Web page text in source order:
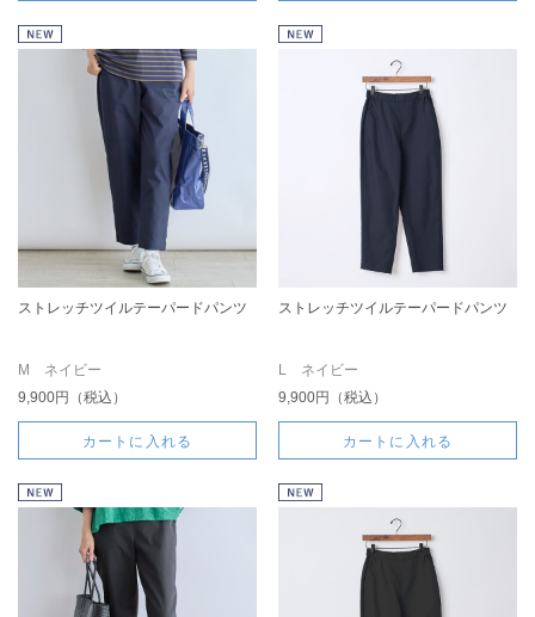
ストレッチツイルテーパードパンツ
M ネイビー
9,900円（税込）
カートに入れる
ストレッチツイルテーパードパンツ
L ネイビー
9,900円（税込）
カートに入れる